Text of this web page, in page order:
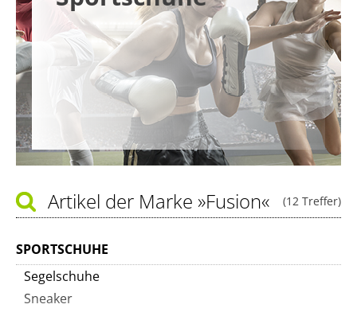
(12 Treffer)
Artikel der Marke »Fusion«
SPORTSCHUHE
Segelschuhe
Sneaker